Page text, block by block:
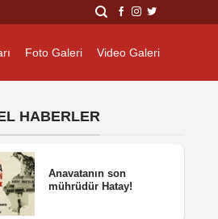
Foto Galeri Video Galeri
HABERLER
Anavatanın son
mührüdür Hatay!